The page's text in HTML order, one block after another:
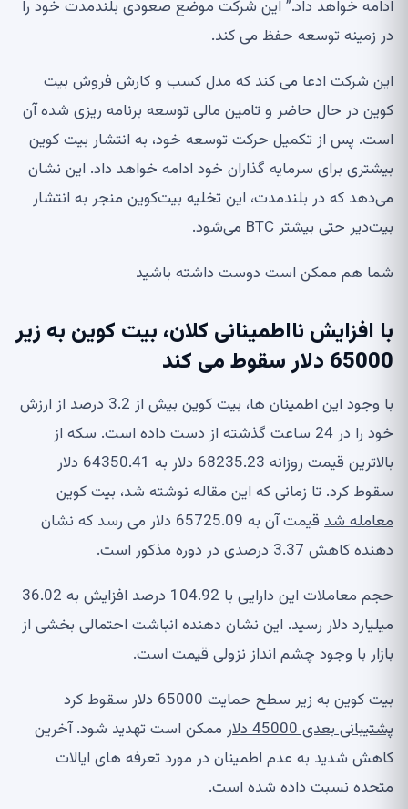
ادامه خواهد داد.” این شرکت موضع صعودی بلندمدت خود را
در زمینه توسعه حفظ می کند.
این شرکت ادعا می کند که مدل کسب و کارش فروش بیت
کوین در حال حاضر و تامین مالی توسعه برنامه ریزی شده آن
است. پس از تکمیل حرکت توسعه خود، به انتشار بیت کوین
بیشتری برای سرمایه گذاران خود ادامه خواهد داد. این نشان
می‌دهد که در بلندمدت، این تخلیه بیت‌کوین منجر به انتشار
بیت‌دیر حتی بیشتر BTC می‌شود.
شما هم ممکن است دوست داشته باشید
با افزایش نااطمینانی کلان، بیت کوین به زیر
65000 دلار سقوط می کند
با وجود این اطمینان ها، بیت کوین بیش از 3.2 درصد از ارزش
خود را در 24 ساعت گذشته از دست داده است. سکه از
بالاترین قیمت روزانه 68235.23 دلار به 64350.41 دلار
سقوط کرد. تا زمانی که این مقاله نوشته شد، بیت کوین
معامله شد
قیمت آن به 65725.09 دلار می رسد که نشان
دهنده کاهش 3.37 درصدی در دوره مذکور است.
حجم معاملات این دارایی با 104.92 درصد افزایش به 36.02
میلیارد دلار رسید. این نشان دهنده انباشت احتمالی بخشی از
بازار با وجود چشم انداز نزولی قیمت است.
بیت کوین به زیر سطح حمایت 65000 دلار سقوط کرد
پشتیبانی بعدی 45000 دلار
ممکن است تهدید شود. آخرین
کاهش شدید به عدم اطمینان در مورد تعرفه های ایالات
متحده نسبت داده شده است.